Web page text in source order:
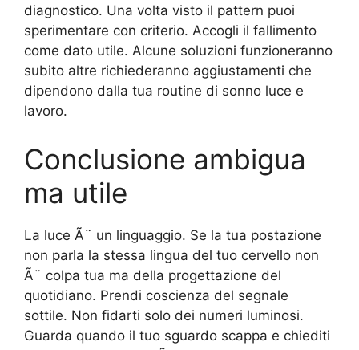
diagnostico. Una volta visto il pattern puoi
sperimentare con criterio. Accogli il fallimento
come dato utile. Alcune soluzioni funzioneranno
subito altre richiederanno aggiustamenti che
dipendono dalla tua routine di sonno luce e
lavoro.
Conclusione ambigua
ma utile
La luce Ã¨ un linguaggio. Se la tua postazione
non parla la stessa lingua del tuo cervello non
Ã¨ colpa tua ma della progettazione del
quotidiano. Prendi coscienza del segnale
sottile. Non fidarti solo dei numeri luminosi.
Guarda quando il tuo sguardo scappa e chiediti